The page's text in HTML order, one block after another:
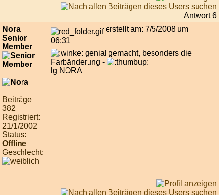
Antwort 6
Nora
Senior
Member
Beiträge
382
Registriert:
21/1/2002
Status:
Offline
Geschlecht:
erstellt am: 7/5/2008 um
06:31
genial gemacht, besonders die
Farbänderung -
lg NORA